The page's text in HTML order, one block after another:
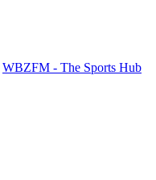
WBZFM - The Sports Hub